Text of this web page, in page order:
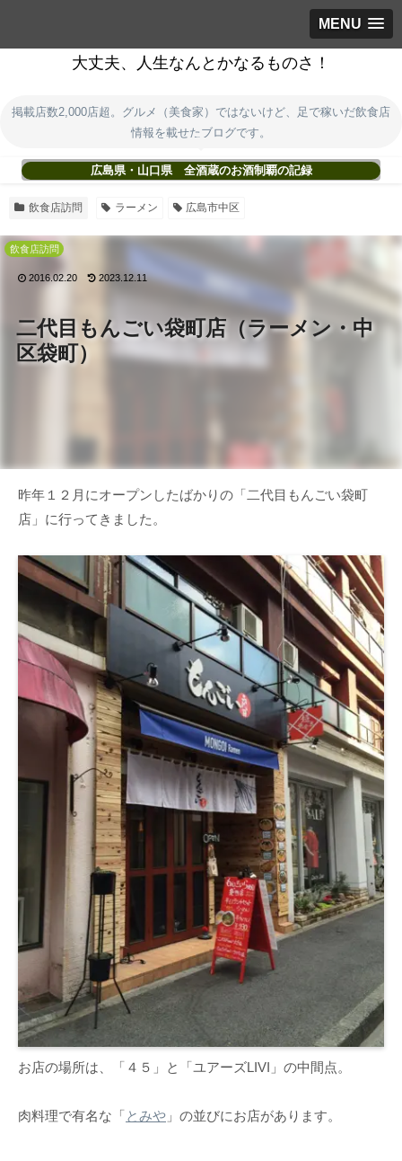
MENU
大丈夫、人生なんとかなるものさ！
掲載店数2,000店超。グルメ（美食家）ではないけど、足で稼いだ飲食店
情報を載せたブログです。
広島県・山口県 全酒蔵のお酒制覇の記録
飲食店訪問 ラーメン 広島市中区
二代目もんごい袋町店（ラーメン・中
区袋町）
飲食店訪問
2016.02.20 2023.12.11
昨年１２月にオープンしたばかりの「二代目もんごい袋町
店」に行ってきました。
お店の場所は、「４５」と「ユアーズLIVI」の中間点。
肉料理で有名な「とみや 」の並びにお店があります。